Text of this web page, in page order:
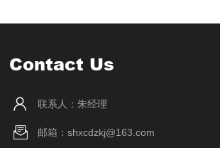
Contact Us
联系人：朱经理
邮箱：shxcdzkj@163.com